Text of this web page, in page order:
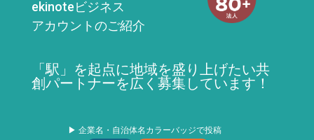
ekinoteビジネス
アカウントのご紹介
「駅」を起点に地域を盛り上げたい共
創パートナーを広く募集しています！
▶ 企業名・自治体名カラーバッジで投稿